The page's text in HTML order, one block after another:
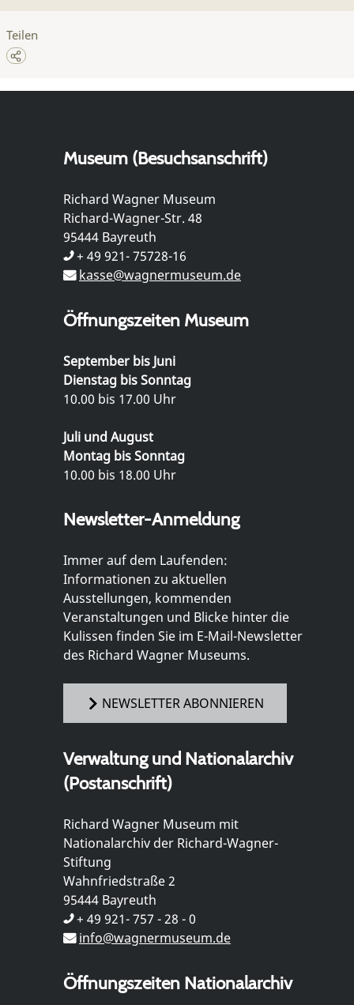
Teilen
Museum (Besuchsanschrift)
Richard Wagner Museum
Richard-Wagner-Str. 48
95444 Bayreuth
+ 49 921- 75728-16
kasse@wagnermuseum.de
Öffnungszeiten Museum
September bis Juni
Dienstag bis Sonntag
10.00 bis 17.00 Uhr
Juli und August
Montag bis Sonntag
10.00 bis 18.00 Uhr
Newsletter-Anmeldung
Immer auf dem Laufenden:
Informationen zu aktuellen
Ausstellungen, kommenden
Veranstaltungen und Blicke hinter die
Kulissen finden Sie im E-Mail-Newsletter
des Richard Wagner Museums.
NEWSLETTER ABONNIEREN
Verwaltung und Nationalarchiv
(Postanschrift)
Richard Wagner Museum mit
Nationalarchiv der Richard-Wagner-
Stiftung
Wahnfriedstraße 2
95444 Bayreuth
+ 49 921- 757 - 28 - 0
info@wagnermuseum.de
Öffnungszeiten Nationalarchiv